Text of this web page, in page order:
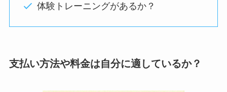
体験トレーニングがあるか？
支払い方法や料金は自分に適しているか？